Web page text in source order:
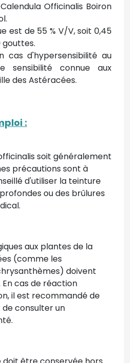
Officinalis Boiron
est de 55 % V/V, soit 0,45
cas d'hypersensibilité au
sensibilité connue aux
des Astéracées.
:
soit généralement
précautions sont à
d'utiliser la teinture
ou des brûlures
aux plantes de la
(comme les
doivent
cas de réaction
il est recommandé de
consulter un